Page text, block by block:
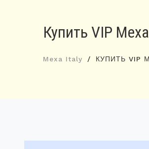
Купить VIP
Mexa Italy КУПИТЬ VIP